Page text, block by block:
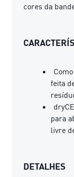
cores da
feita
para
livre
DETALHES